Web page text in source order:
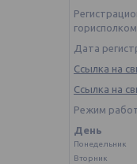
горисполком
Дата
Ссылка на
Ссылка на
Режим
День
Понедельник
Вторник